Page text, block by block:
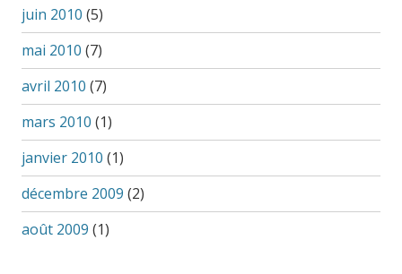
juin 2010 (5)
mai 2010 (7)
avril 2010 (7)
mars 2010 (1)
janvier 2010 (1)
décembre 2009 (2)
août 2009 (1)